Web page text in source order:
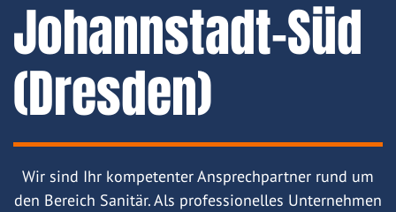
Johannstadt-Süd
(Dresden)
Wir sind Ihr kompetenter Ansprechpartner rund um
den Bereich Sanitär. Als professionelles Unternehmen